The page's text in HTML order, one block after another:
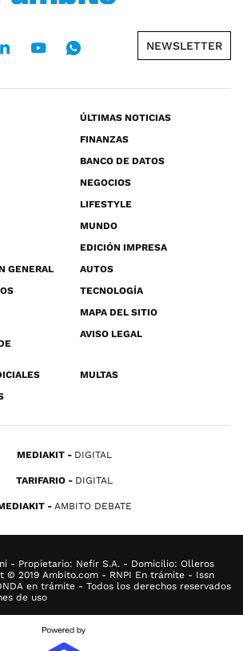
NEWSLETTER
ÚLTIMAS NOTICIAS
FINANZAS
BANCO DE DATOS
NEGOCIOS
LIFESTYLE
MUNDO
EDICIÓN IMPRESA
GENERAL
AUTOS
TECNOLOGÍA
MAPA DEL SITIO
AVISO LEGAL
MULTAS
MEDIAKIT DIGITAL
TARIFARIO DIGITAL
AMBITO DEBATE
- Propietario: Nefir S.A. - Domicilio: Olleros
© 2019 Ambito.com - RNPI En trámite - Issn
en trámite - Todos los derechos reservados
de uso